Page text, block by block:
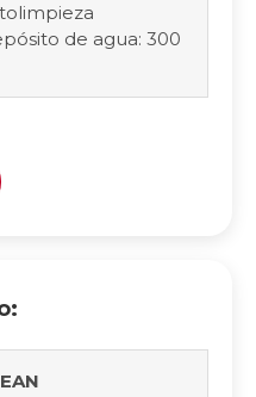
de agua: 300
EAN